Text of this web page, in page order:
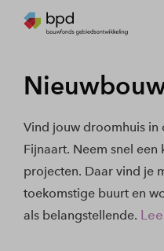
Vind jouw droomhuis in
Fijnaart. Neem snel een
projecten. Daar vind je
toekomstige buurt en
als belangstellende.